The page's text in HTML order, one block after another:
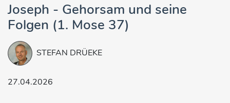
Joseph - Gehorsam und seine
Folgen (1. Mose 37)
STEFAN DRÜEKE
27.04.2026